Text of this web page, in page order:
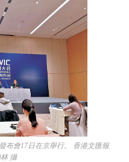
布會17日在京舉行。 香港文匯報
攝